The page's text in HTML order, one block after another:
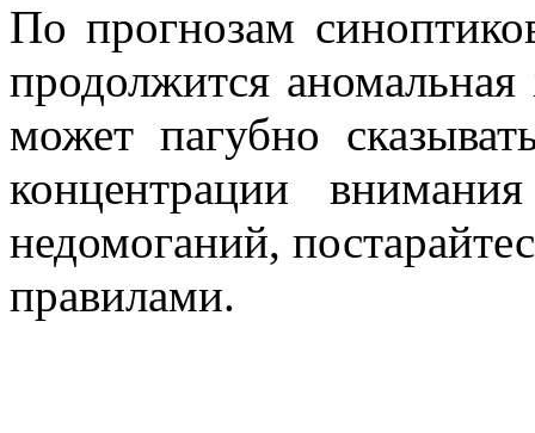
По прогнозам
продолжится
может пагубно
концентрации
недомоганий,
правилами.